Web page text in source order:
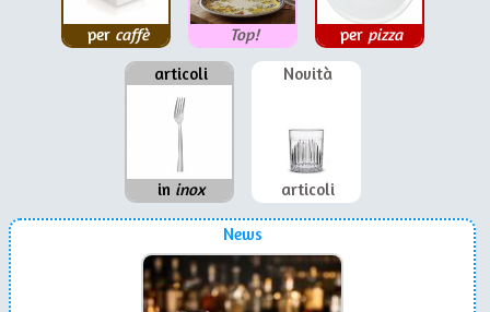
per caffè Top! per pizza
articoli
in inox
Novità
articoli
News